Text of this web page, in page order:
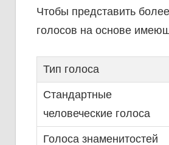
Чтобы представить
голосов на основе
Тип голоса
Стандартные
человеческие голоса
Голоса знаменитостей